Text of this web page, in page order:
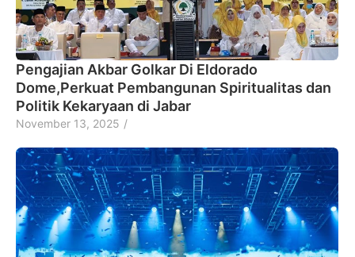
Pengajian Akbar Golkar Di Eldorado
Dome,Perkuat Pembangunan Spiritualitas dan
Politik Kekaryaan di Jabar
November 13, 2025 /